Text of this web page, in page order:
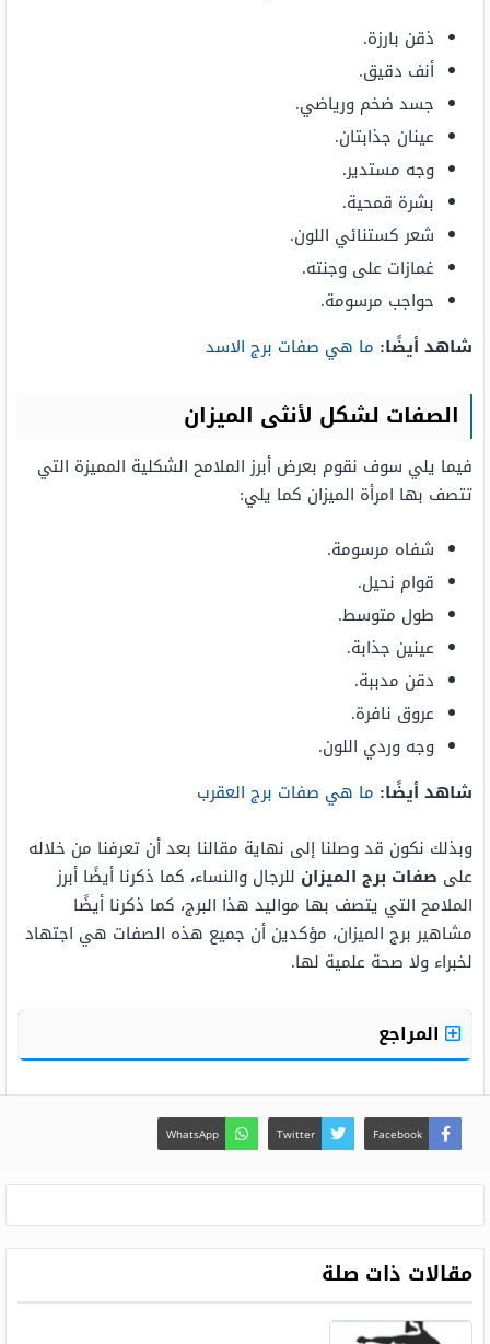
ذقن بارزة.
أنف دقيق.
جسد ضخم ورياضي.
عينان جذابتان.
وجه مستدير.
بشرة قمحية.
شعر كستنائي اللون.
غمازات على وجنته.
حواجب مرسومة.
شاهد أيضًا: ما هي صفات برج الاسد
الصفات لشكل لأنثى الميزان
فيما يلي سوف نقوم بعرض أبرز الملامح الشكلية المميزة التي
تتصف بها امرأة الميزان كما يلي:
شفاه مرسومة.
قوام نحيل.
طول متوسط.
عينين جذابة.
دقن مدببة.
عروق نافرة.
وجه وردي اللون.
شاهد أيضًا: ما هي صفات برج العقرب
وبذلك نكون قد وصلنا إلى نهاية مقالنا بعد أن تعرفنا من خلاله
على صفات برج الميزان للرجال والنساء، كما ذكرنا أيضًا أبرز
الملامح التي يتصف بها مواليد هذا البرج، كما ذكرنا أيضًا
مشاهير برج الميزان، مؤكدين أن جميع هذه الصفات هي اجتهاد
لخبراء ولا صحة علمية لها.
المراجع
Facebook
Twitter
WhatsApp
مقالات ذات صلة